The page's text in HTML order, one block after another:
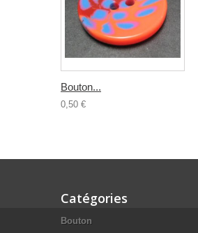
Bouton...
0,50 €
Catégories
Bouton